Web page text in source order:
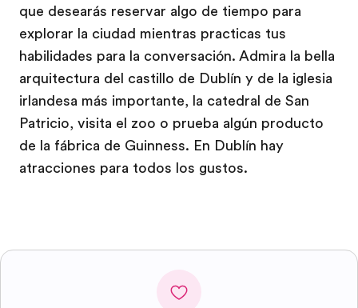
que desearás reservar algo de tiempo para
explorar la ciudad mientras practicas tus
habilidades para la conversación. Admira la bella
arquitectura del castillo de Dublín y de la iglesia
irlandesa más importante, la catedral de San
Patricio, visita el zoo o prueba algún producto
de la fábrica de Guinness. En Dublín hay
atracciones para todos los gustos.